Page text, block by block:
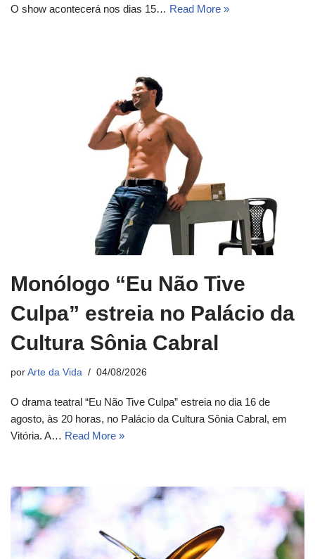
O show acontecerá nos dias 15… Read More »
Monólogo “Eu Não Tive
Culpa” estreia no Palácio da
Cultura Sônia Cabral
por Arte da Vida 04/08/2026
O drama teatral “Eu Não Tive Culpa” estreia no dia 16 de
agosto, às 20 horas, no Palácio da Cultura Sônia Cabral, em
Vitória. A… Read More »